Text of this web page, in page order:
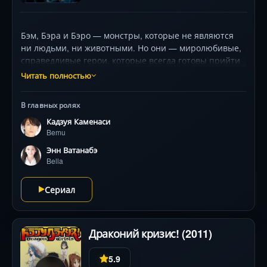
Бэм, Бэра и Бэро — монстры, которые не являются
ни людьми, ни животными. Но они — миролюбивые,
справедливые герои, которые всегда готовы прийти
людям на помощь. Однако, люди их боятся и
и веры в то, что в один прекрасный день их желание
исполнится, и они смогут стать людьми…
Читать полностью
В главных ролях
Кадзуя Каменаси
Bemu
Энн Ватанабэ
Bella
Сериал
Драконий кризис! (2011)
5.9